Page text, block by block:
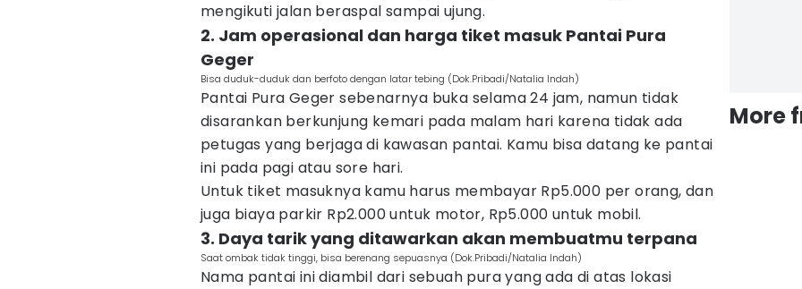
mengikuti jalan beraspal sampai ujung.
2. Jam operasional dan harga tiket masuk Pantai Pura
Geger
Bisa duduk-duduk dan berfoto dengan latar tebing (Dok.Pribadi/Natalia Indah)
Pantai Pura Geger sebenarnya buka selama 24 jam, namun tidak
disarankan berkunjung kemari pada malam hari karena tidak ada
petugas yang berjaga di kawasan pantai. Kamu bisa datang ke pantai
ini pada pagi atau sore hari.
Untuk tiket masuknya kamu harus membayar Rp5.000 per orang, dan
juga biaya parkir Rp2.000 untuk motor, Rp5.000 untuk mobil.
3. Daya tarik yang ditawarkan akan membuatmu terpana
Saat ombak tidak tinggi, bisa berenang sepuasnya (Dok.Pribadi/Natalia Indah)
Nama pantai ini diambil dari sebuah pura yang ada di atas lokasi
More